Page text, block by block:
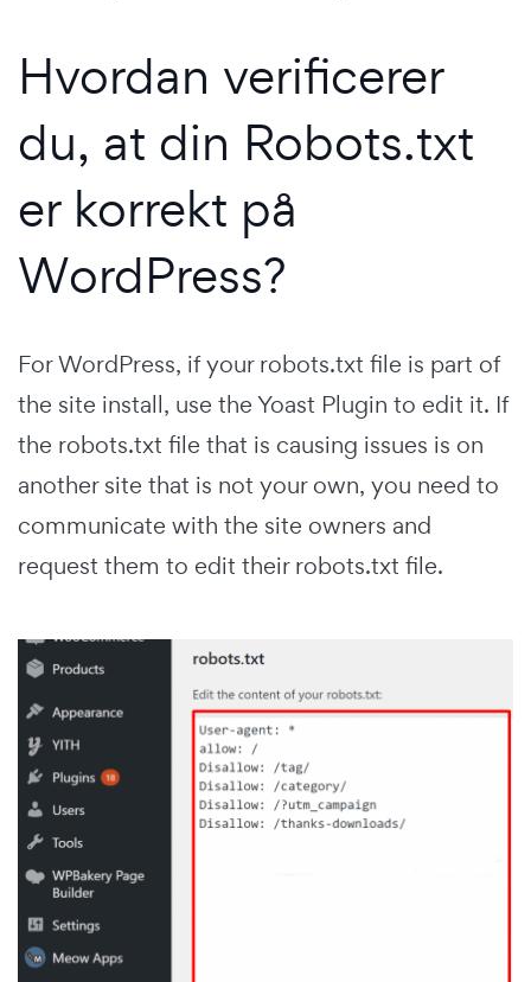
Hvordan verificerer
du, at din Robots.txt
er korrekt på
WordPress?
For WordPress, if your robots.txt file is part of
the site install, use the Yoast Plugin to edit it. If
the robots.txt file that is causing issues is on
another site that is not your own, you need to
communicate with the site owners and
request them to edit their robots.txt file.